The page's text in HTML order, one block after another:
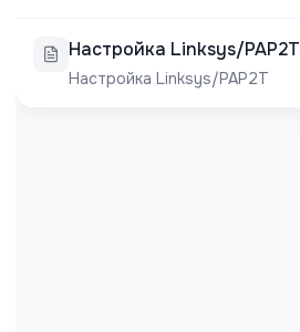
Настройка Linksys/PAP2T
Настройка Linksys/PAP2T